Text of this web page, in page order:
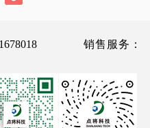
销售服务：